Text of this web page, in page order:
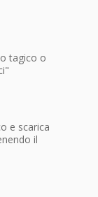
tagico o
e scarica
il